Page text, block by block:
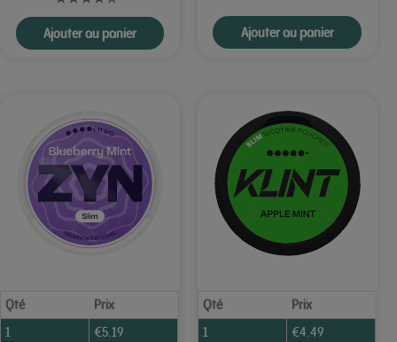
Ajouter au panier Ajouter au panier
Qté
Prix
1
€5.19
Qté
Prix
1
€4.49